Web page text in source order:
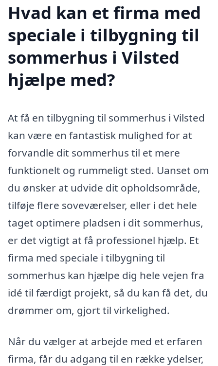
Hvad kan et firma med
speciale i tilbygning til
sommerhus i Vilsted
hjælpe med?
At få en tilbygning til sommerhus i Vilsted
kan være en fantastisk mulighed for at
forvandle dit sommerhus til et mere
funktionelt og rummeligt sted. Uanset om
du ønsker at udvide dit opholdsområde,
tilføje flere soveværelser, eller i det hele
taget optimere pladsen i dit sommerhus,
er det vigtigt at få professionel hjælp. Et
firma med speciale i tilbygning til
sommerhus kan hjælpe dig hele vejen fra
idé til færdigt projekt, så du kan få det, du
drømmer om, gjort til virkelighed.
Når du vælger at arbejde med et erfaren
firma, får du adgang til en række ydelser,